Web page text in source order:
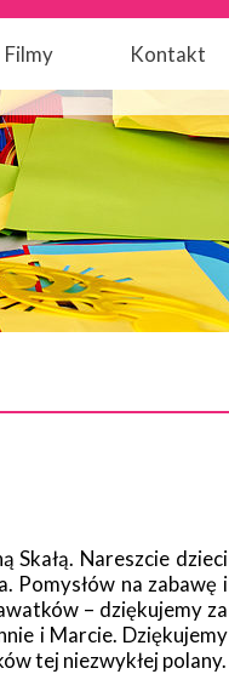
Filmy Kontakt
Skałą. Nareszcie dzieci
Pomysłów na zabawę i
– dziękujemy za
i Marcie. Dziękujemy
tej niezwykłej polany.